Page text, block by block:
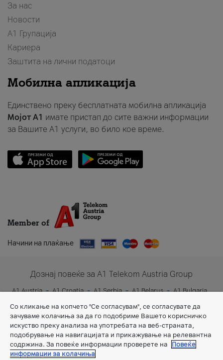
За нас
Новости
А1 Групација
Кариера
Заштита на лични податоци
Мобилна апликација
Единствено преку бесплатната мобилна апликација
Мојот A1 имате пристап до сите важни информации
за Вашите A1 услуги, во било кое време.
Member of
Начини на плаќање
Дознај повеќе за A1 Telekom Austria Group
A1 Austria A1 Croatia A1 Serbia A1 Belarus
A1 Bulgaria
A1 Slovenia
A1 Digital
Со кликање на копчето "Се согласувам", се согласувате да
зачуваме колачиња за да го подобриме Вашето корисничко
искуство преку анализа на употребата на веб-страната,
подобрување на навигацијата и прикажување на релевантна
содржина. За повеќе информации проверете на
Повеќе
информации за колачиња